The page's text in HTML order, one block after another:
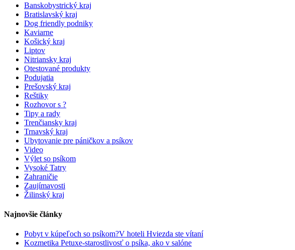
Banskobystrický kraj
Bratislavský kraj
Dog friendly podniky
Kaviarne
Košický kraj
Liptov
Nitriansky kraj
Otestované produkty
Podujatia
Prešovský kraj
Reštiky
Rozhovor s ?
Tipy a rady
Trenčiansky kraj
Trnavský kraj
Ubytovanie pre páničkov a psíkov
Video
Výlet so psíkom
Vysoké Tatry
Zahraničie
Zaujímavosti
Žilinský kraj
Najnovšie články
Pobyt v kúpeľoch so psíkom?V hoteli Hviezda ste vítaní
Kozmetika Petuxe-starostlivosť o psíka, ako v salóne